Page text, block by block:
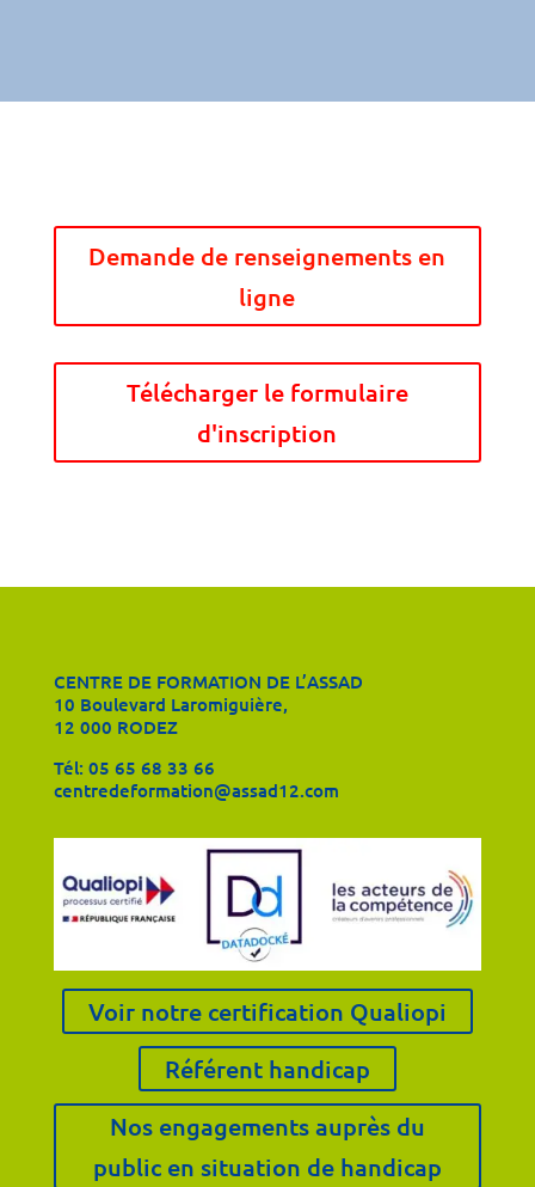
Demande de renseignements en
ligne
Télécharger le formulaire
d'inscription
CENTRE DE FORMATION DE L’ASSAD
10 Boulevard Laromiguière,
12 000 RODEZ
Tél: 05 65 68 33 66
centredeformation@assad12.com
Voir notre certification Qualiopi
Référent handicap
Nos engagements auprès du
public en situation de handicap